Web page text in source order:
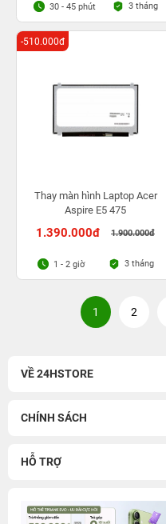
30 - 45 phút 3 tháng
Thay màn hình Laptop Acer
Aspire E5 475
1.390.000đ 1.900.000đ
-510.000đ
1 - 2 giờ 3 tháng
1 2
VỀ 24HSTORE
CHÍNH SÁCH
HỖ TRỢ